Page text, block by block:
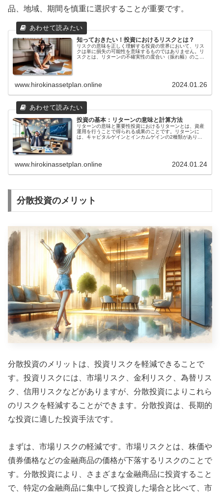
品、地域、期間を慎重に選択することが重要です。
知っておきたい！投資におけるリスクとは？
リスクの意味を正しく理解する投資の世界において、リス
クは単に損失の可能性を意味するものではありません。リ
スクとは、リターンの不確実性の度合い（振れ幅）のこと
は低いです。一方、株式や投資信託は、元本保証がないた
イミングによっても異なります。例えば、株式市場が上昇
しているときに投資すれば、利益を得られる可能性が高く
なります。しかし、株式市場が下落しているときに投資す
れば、損失を被る可能性が高くなります。投資のリスクを
理解するためには、投資する対象やタイミングについて、
十分な知識を得ることが大切です。また、投資する金額
は、自分の資産状況やリスク許容度に応じて、適切に設定
することが重要です。
www.hirokinassetplan.online 2024.01.26
投資の基本：リターンの意味と計算方法
リターンの意味と重要性投資におけるリターンとは、資産
運用を行うことで得られる成果のことです。リターンに
は、キャピタルゲインとインカムゲインの2種類がありま
素の一つです。投資を行う目的は、資産を増やすことであ
トは大きくなります。投資を行う際には、リターンとリス
投資先の資産の価格変動や投資期間、投資資金の量などに
よって決まります。投資先の資産の価格変動が大きければ
大きいほど、リターンも高くなる傾向があります。また、
あります。さらに、投資資金の量が多ければ多いほど、リ
ません。投資には必ずリスクが伴うため、リスクを考慮し
た上で投資を行うことが大切です。
www.hirokinassetplan.online 2024.01.24
分散投資のメリット
分散投資のメリットは、投資リスクを軽減できることで
す。投資リスクには、市場リスク、金利リスク、為替リス
ク、信用リスクなどがありますが、分散投資によりこれら
のリスクを軽減することができます。分散投資は、長期的
な投資に適した投資手法です。
まずは、市場リスクの軽減です。市場リスクとは、株価や
債券価格などの金融商品の価格が下落するリスクのことで
す。分散投資により、さまざまな金融商品に投資すること
で、特定の金融商品に集中して投資した場合と比べて、市